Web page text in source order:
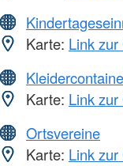
Karte: Link
Karte: Link
Ortsvereine
Karte: Link